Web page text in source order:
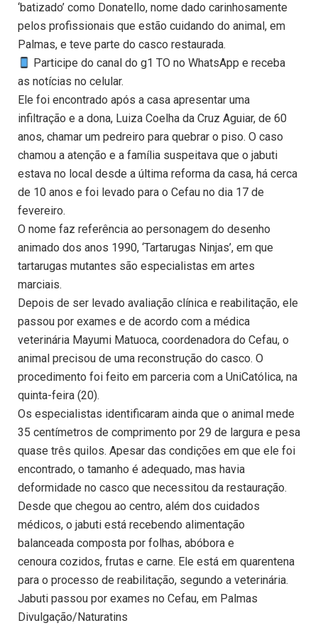
‘batizado’ como Donatello, nome dado carinhosamente
pelos profissionais que estão cuidando do animal, em
Palmas, e teve parte do casco restaurada.
Participe do canal do g1 TO no WhatsApp e receba
as notícias no celular.
Ele foi encontrado após a casa apresentar uma
infiltração e a dona, Luiza Coelha da Cruz Aguiar, de 60
anos, chamar um pedreiro para quebrar o piso. O caso
chamou a atenção e a família suspeitava que o jabuti
estava no local desde a última reforma da casa, há cerca
de 10 anos e foi levado para o Cefau no dia 17 de
fevereiro.
O nome faz referência ao personagem do desenho
animado dos anos 1990, ‘Tartarugas Ninjas’, em que
tartarugas mutantes são especialistas em artes
marciais.
Depois de ser levado avaliação clínica e reabilitação, ele
passou por exames e de acordo com a médica
veterinária Mayumi Matuoca, coordenadora do Cefau, o
animal precisou de uma reconstrução do casco. O
procedimento foi feito em parceria com a UniCatólica, na
quinta-feira (20).
Os especialistas identificaram ainda que o animal mede
35 centímetros de comprimento por 29 de largura e pesa
quase três quilos. Apesar das condições em que ele foi
encontrado, o tamanho é adequado, mas havia
deformidade no casco que necessitou da restauração.
Desde que chegou ao centro, além dos cuidados
médicos, o jabuti está recebendo alimentação
balanceada composta por folhas, abóbora e
cenoura cozidos, frutas e carne. Ele está em quarentena
para o processo de reabilitação, segundo a veterinária.
Jabuti passou por exames no Cefau, em Palmas
Divulgação/Naturatins